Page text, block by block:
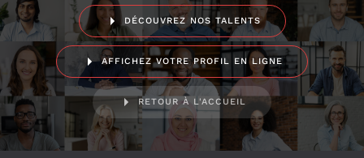
DÉCOUVREZ NOS TALENTS
AFFICHEZ VOTRE PROFIL EN LIGNE
RETOUR À L'ACCUEIL